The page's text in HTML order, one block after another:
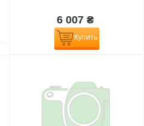
6 007 ₴
Купить